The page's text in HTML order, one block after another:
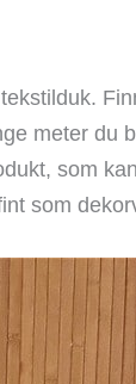
meter du
som
som